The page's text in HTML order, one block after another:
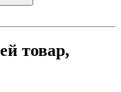
товар,